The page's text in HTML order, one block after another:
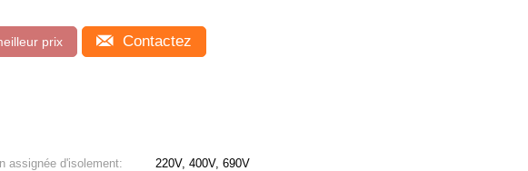
prix Contactez
assignée d'isolement:
220V, 400V, 690V